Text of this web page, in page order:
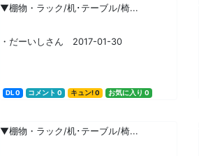
▼棚物・ラック/机･テーブル/椅...
・だーいしさん 2017-01-30
DL 0 コメント 0 キュン! 0 お気に入り 0
▼棚物・ラック/机･テーブル/椅...